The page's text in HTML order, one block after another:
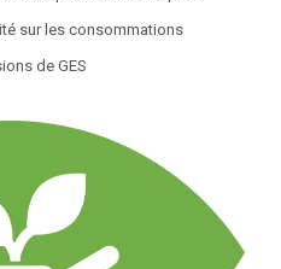
sur les consommations
de GES